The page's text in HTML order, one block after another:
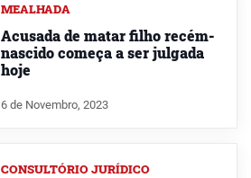
MEALHADA
Acusada de matar filho recém-
nascido começa a ser julgada
hoje
6 de Novembro, 2023
CONSULTÓRIO JURÍDICO